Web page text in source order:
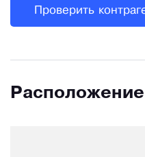
Проверить
Расположение